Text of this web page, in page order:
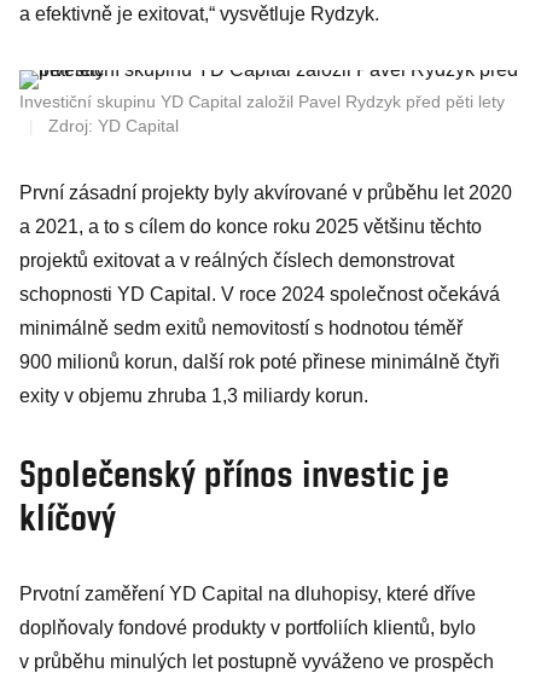
a efektivně je exitovat,“ vysvětluje Rydzyk.
Investiční skupinu YD Capital založil Pavel Rydzyk před pěti lety
Zdroj: YD Capital
První zásadní projekty byly akvírované v průběhu let 2020
a 2021, a to s cílem do konce roku 2025 většinu těchto
projektů exitovat a v reálných číslech demonstrovat
schopnosti YD Capital. V roce 2024 společnost očekává
minimálně sedm exitů nemovitostí s hodnotou téměř
900 milionů korun, další rok poté přinese minimálně čtyři
exity v objemu zhruba 1,3 miliardy korun.
Společenský přínos investic je
klíčový
Prvotní zaměření YD Capital na dluhopisy, které dříve
doplňovaly fondové produkty v portfoliích klientů, bylo
v průběhu minulých let postupně vyváženo ve prospěch